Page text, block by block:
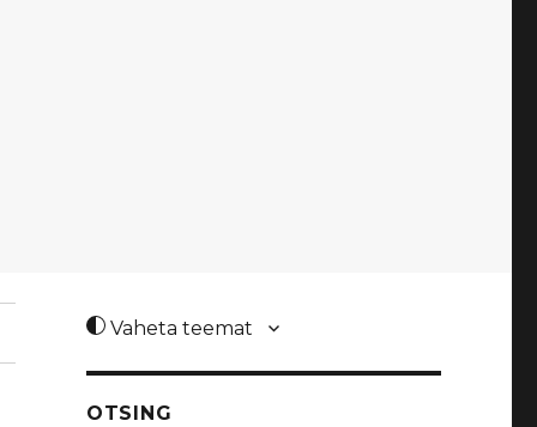
Vaheta teemat
OTSING